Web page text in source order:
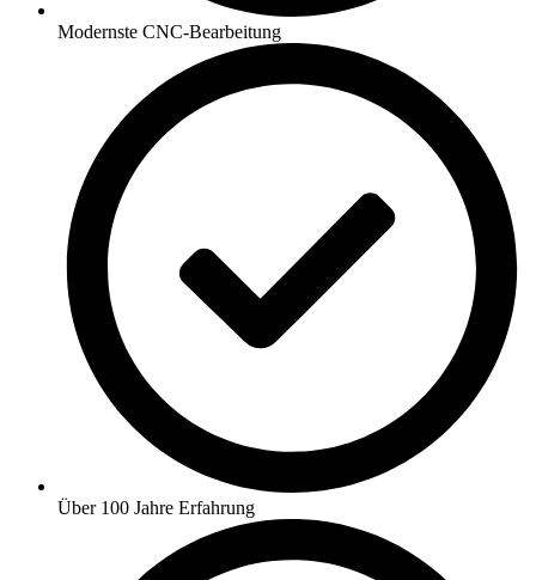
Modernste CNC-Bearbeitung
Über 100 Jahre Erfahrung